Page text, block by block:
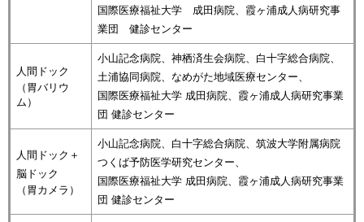
国際医療福祉大学 成田病院、霞ヶ浦成人病研究事
業団 健診センター
人間ドック
（胃バリウ
ム）
小山記念病院、神栖済生会病院、白十字総合病院、
土浦協同病院、なめがた地域医療センター、
国際医療福祉大学 成田病院、霞ヶ浦成人病研究事業
団 健診センター
人間ドック＋
脳ドック
（胃カメラ）
小山記念病院、白十字総合病院、筑波大学附属病院
つくば予防医学研究センター、
国際医療福祉大学 成田病院、霞ヶ浦成人病研究事業
団 健診センター